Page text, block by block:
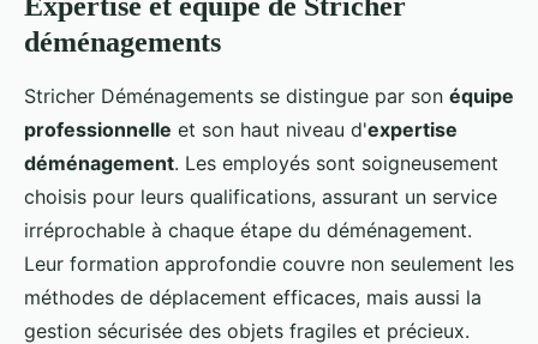
déménagements
Stricher Déménagements se distingue par son équipe
professionnelle et son haut niveau d'expertise
déménagement. Les employés sont soigneusement
choisis pour leurs qualifications, assurant un service
irréprochable à chaque étape du déménagement.
Leur formation approfondie couvre non seulement les
méthodes de déplacement efficaces, mais aussi la
gestion sécurisée des objets fragiles et précieux.